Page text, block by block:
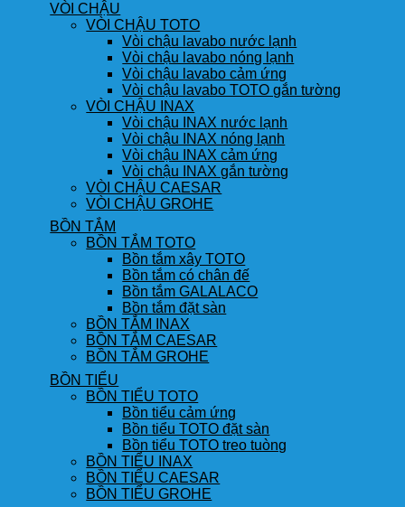
VÒI CHẬU
VÒI CHẬU TOTO
Vòi chậu lavabo nước lạnh
Vòi chậu lavabo nóng lạnh
Vòi chậu lavabo cảm ứng
Vòi chậu lavabo TOTO gắn tường
VÒI CHẬU INAX
Vòi chậu INAX nước lạnh
Vòi chậu INAX nóng lạnh
Vòi chậu INAX cảm ứng
Vòi chậu INAX gắn tường
VÒI CHẬU CAESAR
VÒI CHẬU GROHE
BỒN TẮM
BỒN TẮM TOTO
Bồn tắm xây TOTO
Bồn tắm có chân đế
Bồn tắm GALALACO
Bồn tắm đặt sàn
BỒN TẮM INAX
BỒN TẮM CAESAR
BỒN TẮM GROHE
BỒN TIỂU
BỒN TIỂU TOTO
Bồn tiểu cảm ứng
Bồn tiểu TOTO đặt sàn
Bồn tiểu TOTO treo tuòng
BỒN TIỂU INAX
BỒN TIỂU CAESAR
BỒN TIỂU GROHE